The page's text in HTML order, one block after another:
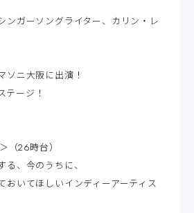
ンガーソングライター、カリン・レ
ソニ大阪に出演！
テージ！
（26時台）
る、今のうちに、
おいてほしいインディーアーティス